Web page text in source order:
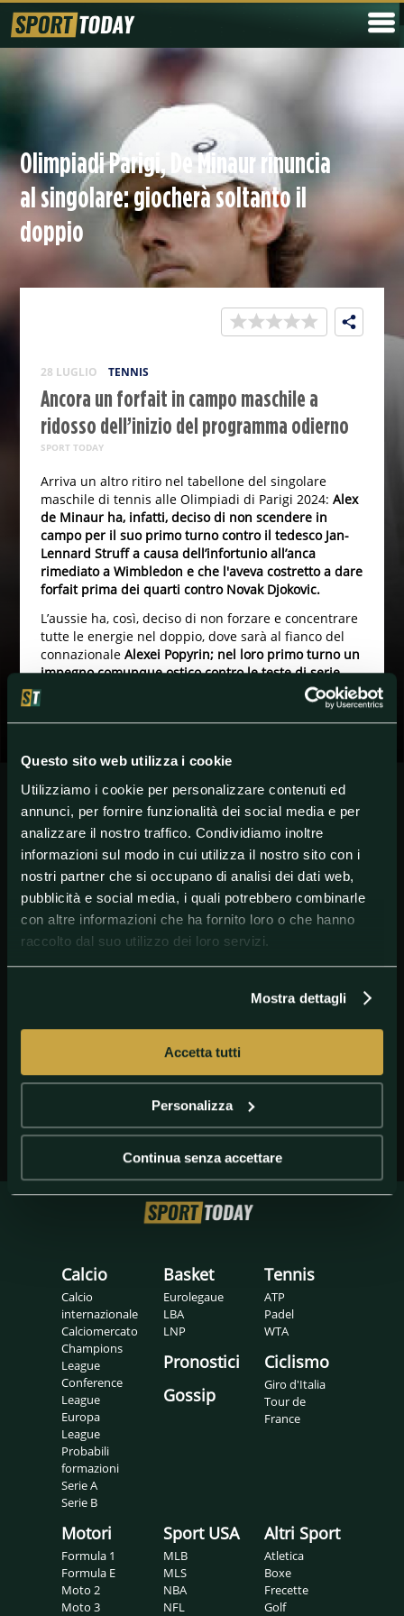
Questo sito web utilizza i cookie
Utilizziamo i cookie per personalizzare contenuti ed
annunci, per fornire funzionalità dei social media e per
analizzare il nostro traffico. Condividiamo inoltre
informazioni sul modo in cui utilizza il nostro sito con i
nostri partner che si occupano di analisi dei dati web,
pubblicità e social media, i quali potrebbero combinarle
con altre informazioni che ha fornito loro o che hanno
raccolto dal suo utilizzo dei loro servizi.
Mostra dettagli
Accetta tutti
Personalizza
Continua senza accettare
Olimpiadi Parigi, De Minaur rinuncia
al singolare: giocherà soltanto il
doppio
28 LUGLIO TENNIS
Ancora un forfait in campo maschile a
ridosso dell’inizio del programma odierno
SPORT TODAY
Arriva un altro ritiro nel tabellone del singolare
maschile di tennis alle Olimpiadi di Parigi 2024: Alex
de Minaur ha, infatti, deciso di non scendere in
campo per il suo primo turno contro il tedesco Jan-
Lennard Struff a causa dell’infortunio all’anca
rimediato a Wimbledon e che l'aveva costretto a dare
forfait prima dei quarti contro Novak Djokovic.
L’aussie ha, così, deciso di non forzare e concentrare
tutte le energie nel doppio, dove sarà al fianco del
connazionale Alexei Popyrin; nel loro primo turno un
impegno comunque ostico contro le teste di serie
numero 4: gli americani Austin Krajicek e Rajeev
Ram.
Calcio
Calcio
internazionale
Calciomercato
Champions
League
Conference
League
Europa
League
Probabili
formazioni
Serie A
Serie B
Basket
Eurolegaue
LBA
LNP
Pronostici
Gossip
Tennis
ATP
Padel
WTA
Ciclismo
Giro d'Italia
Tour de
France
Motori
Formula 1
Formula E
Moto 2
Moto 3
Sport USA
MLB
MLS
NBA
NFL
Altri Sport
Atletica
Boxe
Frecette
Golf